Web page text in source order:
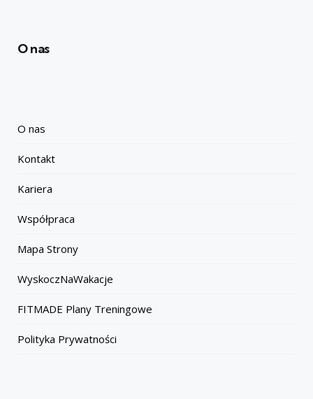
O nas
O nas
Kontakt
Kariera
Współpraca
Mapa Strony
WyskoczNaWakacje
FITMADE Plany Treningowe
Polityka Prywatności